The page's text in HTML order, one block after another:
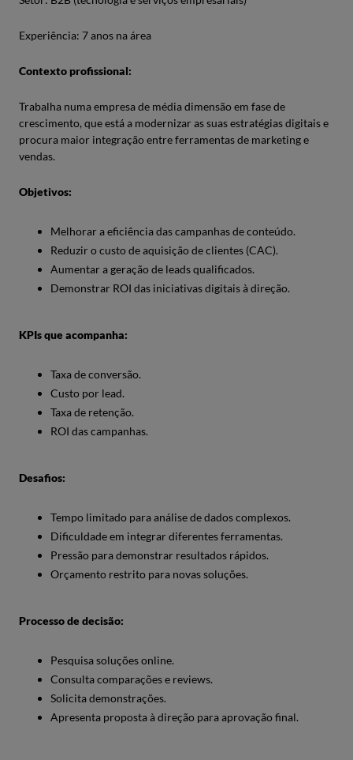
Experiência: 7 anos na área
Contexto profissional:
Trabalha numa empresa de média dimensão em fase de
crescimento, que está a modernizar as suas estratégias digitais e
procura maior integração entre ferramentas de marketing e
vendas.
Objetivos:
Melhorar a eficiência das campanhas de conteúdo.
Reduzir o custo de aquisição de clientes (CAC).
Aumentar a geração de leads qualificados.
Demonstrar ROI das iniciativas digitais à direção.
KPIs que acompanha:
Taxa de conversão.
Custo por lead.
Taxa de retenção.
ROI das campanhas.
Desafios:
Tempo limitado para análise de dados complexos.
Dificuldade em integrar diferentes ferramentas.
Pressão para demonstrar resultados rápidos.
Orçamento restrito para novas soluções.
Processo de decisão:
Pesquisa soluções online.
Consulta comparações e reviews.
Solicita demonstrações.
Apresenta proposta à direção para aprovação final.